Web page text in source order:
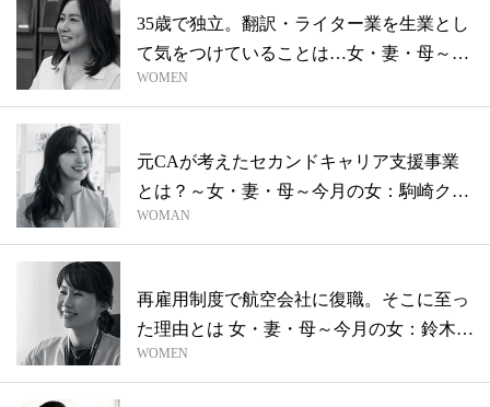
35歳で独立。翻訳・ライター業を生業とし
て気をつけていることは…女・妻・母～今
月...
WOMEN
元CAが考えたセカンドキャリア支援事業
とは？～女・妻・母～今月の女：駒崎クラ
ラさ...
WOMAN
再雇用制度で航空会社に復職。そこに至っ
た理由とは 女・妻・母～今月の女：鈴木
由...
WOMEN